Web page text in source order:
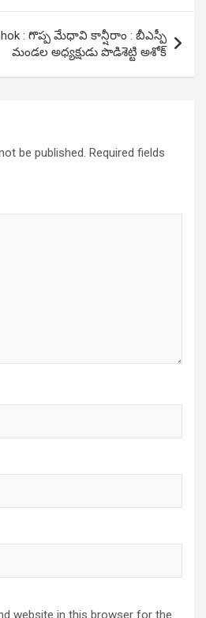
: గొప్ప మేధావి కాన్షీరాం : బీఎస్పీ
మండల అధ్యక్షుడు పొడిశెట్టి అశోక్
be published. Required fields
website in this browser for the